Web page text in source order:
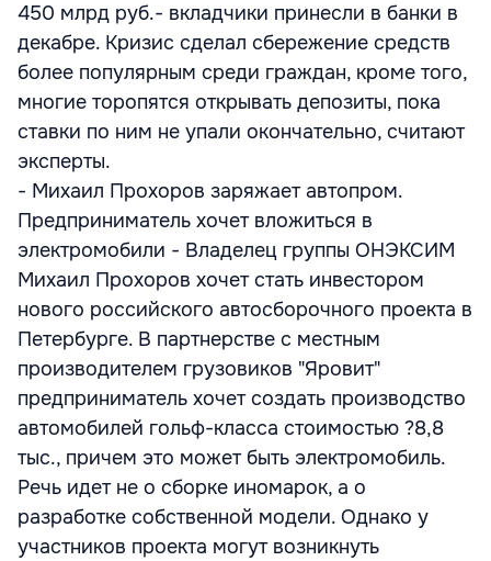
450 млрд руб.- вкладчики принесли в банки в
декабре. Кризис сделал сбережение средств
более популярным среди граждан, кроме того,
многие торопятся открывать депозиты, пока
ставки по ним не упали окончательно, считают
эксперты.
- Михаил Прохоров заряжает автопром.
Предприниматель хочет вложиться в
электромобили - Владелец группы ОНЭКСИМ
Михаил Прохоров хочет стать инвестором
нового российского автосборочного проекта в
Петербурге. В партнерстве с местным
производителем грузовиков "Яровит"
предприниматель хочет создать производство
автомобилей гольф-класса стоимостью ?8,8
тыс., причем это может быть электромобиль.
Речь идет не о сборке иномарок, а о
разработке собственной модели. Однако у
участников проекта могут возникнуть